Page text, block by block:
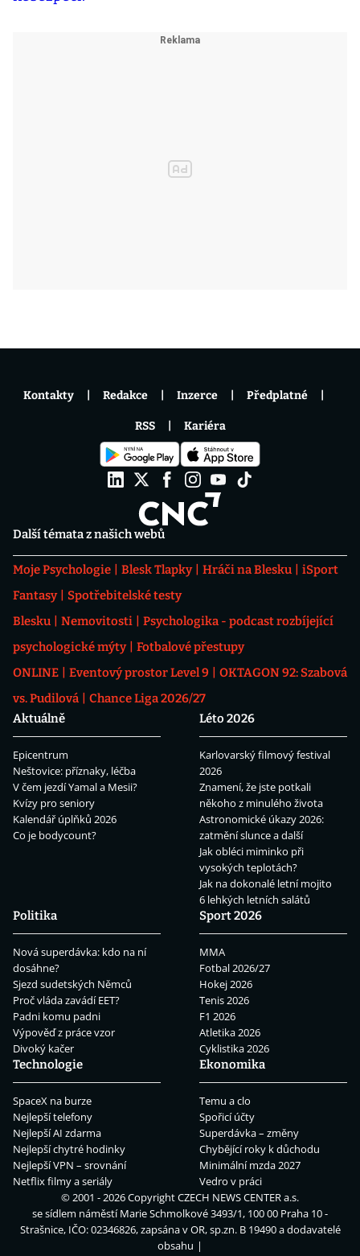
Další témata z našich webů
Moje Psychologie Blesk Tlapky Hráči na Blesku
iSport
Fantasy
Spotřebitelské testy
Blesku
Nemovitosti
Psychologika - podcast rozbíjející
psychologické mýty
Fotbalové přestupy
ONLINE
Eventový prostor Level 9
OKTAGON 92: Szabová
vs. Pudilová
Chance Liga 2026/27
Aktuálně
Epicentrum
Neštovice: příznaky, léčba
V čem jezdí Yamal a Mesii?
Kvízy pro seniory
Kalendář úplňků 2026
Co je bodycount?
Léto 2026
Karlovarský filmový festival
2026
Znamení, že jste potkali
někoho z minulého života
Astronomické úkazy 2026:
zatmění slunce a další
Jak obléci miminko při
vysokých teplotách?
Jak na dokonalé letní mojito
6 lehkých letních salátů
Politika
Nová superdávka: kdo na ní
dosáhne?
Sjezd sudetských Němců
Proč vláda zavádí EET?
Padni komu padni
Výpověď z práce vzor
Divoký kačer
Sport 2026
MMA
Fotbal 2026/27
Hokej 2026
Tenis 2026
F1 2026
Atletika 2026
Cyklistika 2026
Technologie
SpaceX na burze
Nejlepší telefony
Nejlepší AI zdarma
Nejlepší chytré hodinky
Nejlepší VPN – srovnání
Netflix filmy a seriály
Ekonomika
Temu a clo
Spořicí účty
Superdávka – změny
Chybějící roky k důchodu
Minimální mzda 2027
Vedro v práci
Kontakty Redakce Inzerce Předplatné
RSS Kariéra
© 2001 - 2026 CopyrightCZECH NEWS CENTER a.s.
se sídlem náměstí Marie Schmolkové 3493/1, 100 00 Praha 10 -
Strašnice, IČO: 02346826, zapsána v OR, sp.zn. B 19490 a dodavatelé
obsahu